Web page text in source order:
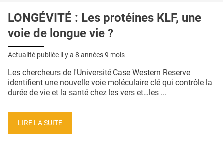
LONGÉVITÉ : Les protéines KLF, une
voie de longue vie ?
Actualité publiée il y a 8 années 9 mois
Les chercheurs de l'Université Case Western Reserve
identifient une nouvelle voie moléculaire clé qui contrôle la
durée de vie et la santé chez les vers et…les ...
LIRE LA SUITE